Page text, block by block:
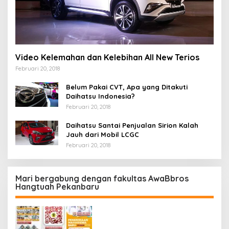
Video Kelemahan dan Kelebihan All New Terios
Februari 20, 2018
Belum Pakai CVT, Apa yang Ditakuti
Daihatsu Indonesia?
Februari 20, 2018
Daihatsu Santai Penjualan Sirion Kalah
Jauh dari Mobil LCGC
Februari 20, 2018
Mari bergabung dengan fakultas AwaBbros
Hangtuah Pekanbaru